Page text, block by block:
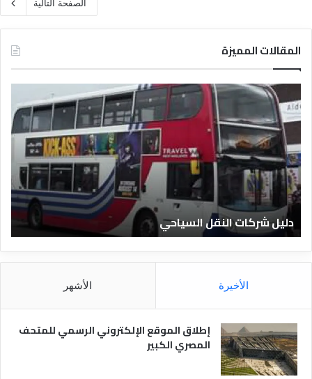
الصفحة التالية
المقالات المميزة
د
ي
ا
ل
ن
ا
د
ق
ا
ل
ر
ي
دليل الفنادق المصرية
الأخيرة الأشهر
إطلاق الموقع الإلكتروني الرسمي للمتحف
المصري الكبير